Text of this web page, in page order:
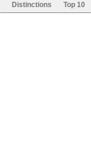
Distinctions Top 10